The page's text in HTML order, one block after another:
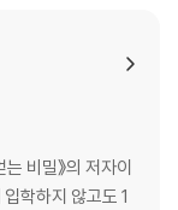
대일 학습처럼 효과
유/ 초기의 성공이
비밀》의 저자이
학하지 않고도 1